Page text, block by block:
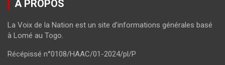
A PROPOS
La Voix de la Nation est un site d’informations générales basé
à Lomé au Togo.
Récépissé n°0108/HAAC/01-2024/pl/P